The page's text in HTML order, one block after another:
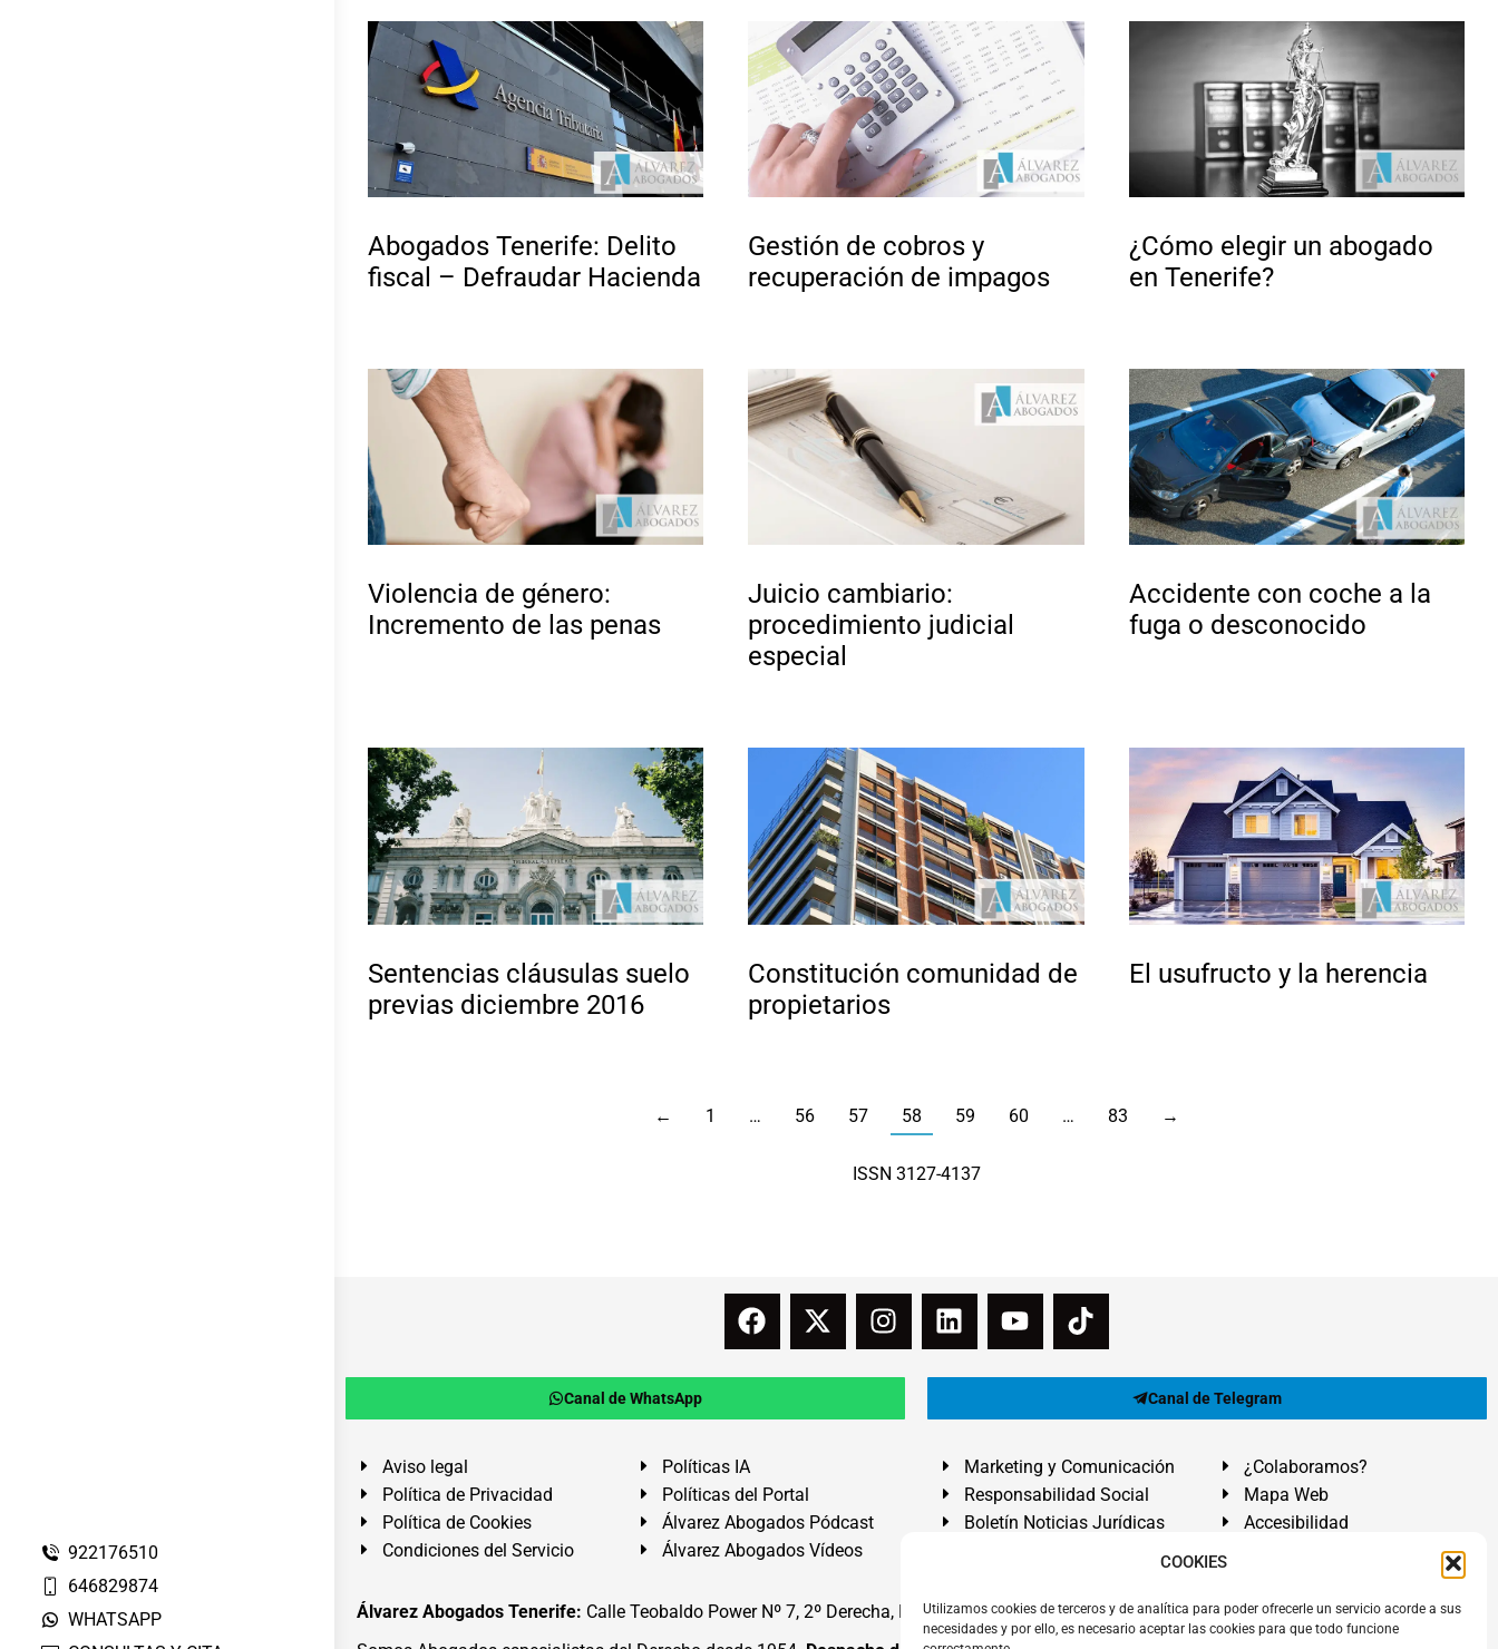
COOKIES
Utilizamos cookies de terceros y de analítica para poder ofrecerle un servicio acorde a sus
necesidades y por ello, es necesario aceptar las cookies para que todo funcione
922176510
646829874
WHATSAPP
Abogados Tenerife: Delito
fiscal – Defraudar Hacienda
Gestión de cobros y
recuperación de impagos
¿Cómo elegir un abogado
en Tenerife?
Violencia de género:
Incremento de las penas
Juicio cambiario:
procedimiento judicial
especial
Accidente con coche a la
fuga o desconocido
Sentencias cláusulas suelo
previas diciembre 2016
Constitución comunidad de
propietarios
El usufructo y la herencia
← 1 … 56 57 58 59 60 … 83 →
ISSN 3127-4137
Canal de WhatsApp Canal de Telegram
Aviso legal
Política de Privacidad
Política de Cookies
Condiciones del Servicio
Políticas IA
Políticas del Portal
Álvarez Abogados Pódcast
Álvarez Abogados Vídeos
Marketing y Comunicación
Responsabilidad Social
Boletín Noticias Jurídicas
¿Colaboramos?
Mapa Web
Accesibilidad
Álvarez Abogados Tenerife: Calle Teobaldo Power Nº 7, 2º Derecha, El Médano, Granadilla de Abona, Santa Cruz de Tenerife. Islas Canarias.